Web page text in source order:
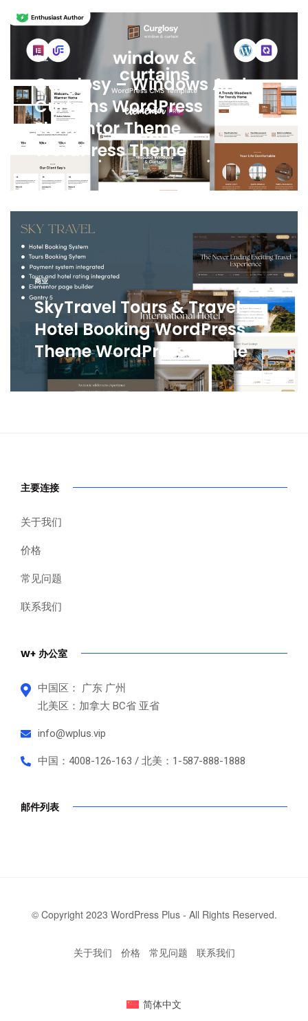
商业
Curglosy – Windows And
Curtains WordPress
Elementor Theme
WordPress Theme
商业
SkyTravel Tours & Travel
Hotel Booking WordPress
Theme WordPress Theme
主要连接
关于我们
价格
常见问题
联系我们
W+ 办公室
中国区： 广东 广州
北美区：加拿大 BC省 亚省
info@wplus.vip
中国：4008-126-163 / 北美：1-587-888-1888
邮件列表
© Copyright 2023 WordPress Plus - All Rights Reserved.
关于我们 价格 常见问题 联系我们
简体中文